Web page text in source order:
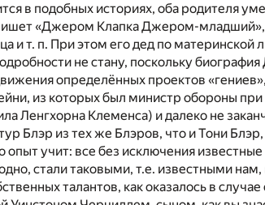
в подобных историях, оба родителя
«Джером Клапка Джером-
и т. п. При этом его дед по
не стану, поскольку
определённых проектов
из которых был министр обороны
Ленгхорна Клеменса) и далеко не
Блэр из тех же Блэров, что и Тони
опыт учит: все без исключения
стали таковыми, т.е. известными
талантов, как оказалось в